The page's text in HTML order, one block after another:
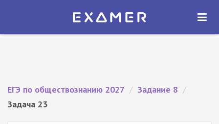
Экзамер — ЕГЭ 2027
ОТКРЫТЬ
ЕГЭ по обществознанию 2027 / Задание 8 /
Задача 23